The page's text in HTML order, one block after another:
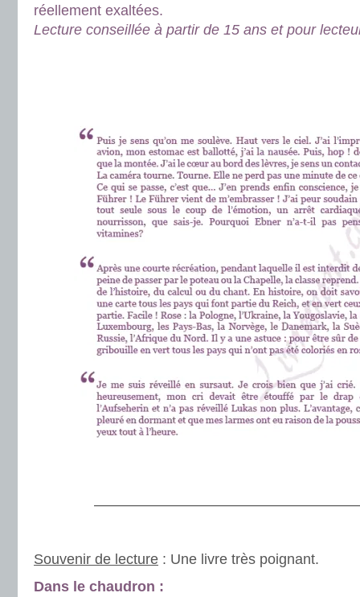
réellement exaltées.
Lecture conseillée à partir de 15 ans et pour
Souvenir de lecture : Une livre très poignant.
Dans le chaudron :